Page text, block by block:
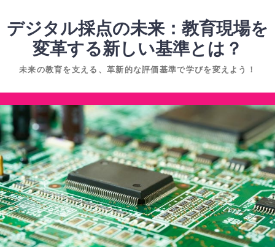
ン
へ
ス
キ
ッ
プ
デジタル採点の未来：教育現場を
変革する新しい基準とは？
未来の教育を支える、革新的な評価基準で学びを変えよう！
コ
ン
テ
ン
ツ
へ
ス
キ
ッ